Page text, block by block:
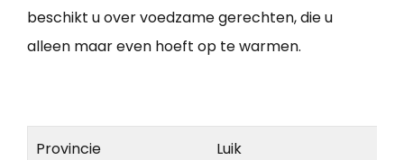
beschikt u over voedzame gerechten, die u
alleen maar even hoeft op te warmen.
Provincie Luik